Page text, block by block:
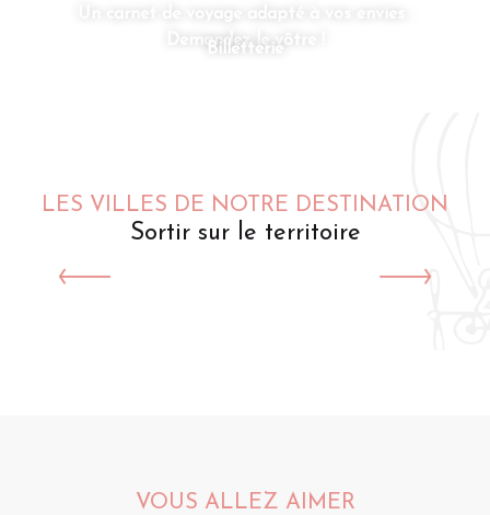
Un carnet de voyage adapté à vos envies :
Demandez le vôtre !
Billetterie
LES VILLES DE NOTRE DESTINATION
Sortir sur le territoire
VOUS ALLEZ AIMER